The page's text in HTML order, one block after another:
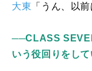
大東 「うん、以
──CLASS
いう役回りをして